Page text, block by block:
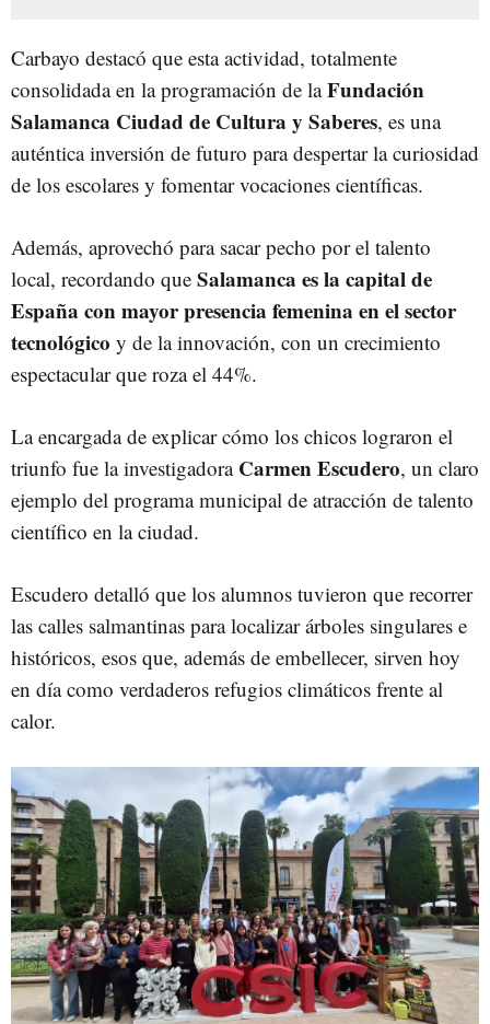
Carbayo destacó que esta actividad, totalmente
consolidada en la programación de laFundación
Salamanca Ciudad de Cultura y Saberes, es una
auténtica inversión de futuro para despertar la curiosidad
de los escolares y fomentar vocaciones científicas.
Además, aprovechó para sacar pecho por el talento
local, recordando que Salamanca es la capital de
España con mayor presencia femenina en el sector
tecnológico y de la innovación, con un crecimiento
espectacular que roza el 44%.
La encargada de explicar cómo los chicos lograron el
triunfo fue la investigadora Carmen Escudero, un claro
ejemplo del programa municipal de atracción de talento
científico en la ciudad.
Escudero detalló que los alumnos tuvieron que recorrer
las calles salmantinas para localizar árboles singulares e
históricos, esos que, además de embellecer, sirven hoy
en día como verdaderos refugios climáticos frente al
calor.